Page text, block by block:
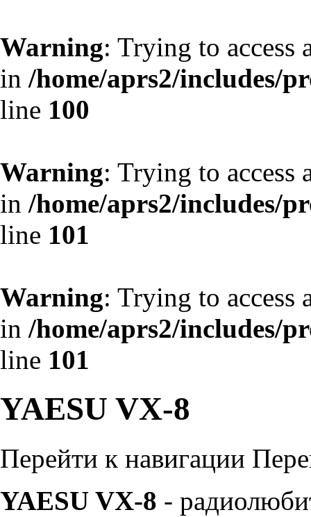
Warning: Trying to access
in /home/aprs2/includes/
line 100
Warning: Trying to access
in /home/aprs2/includes/
line 101
Warning: Trying to access
in /home/aprs2/includes/
line 101
YAESU VX-8
Перейти к навигации
YAESU VX-8 -